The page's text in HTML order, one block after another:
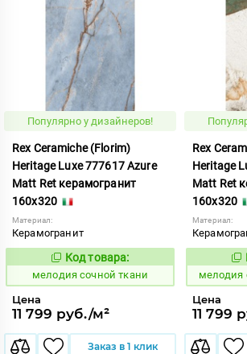
Популярно у дизайнеров!
Rex Ceramiche (Florim)
Heritage Luxe 777617 Azure
Matt Ret керамогранит
160x320
Материал:
Керамогранит
965105
Код товара:
мелодия сочной ткани
Цена
11 799 руб./м²
Заказ в 1 клик
Rex
Heritage
Matt Ret
160x320
Материал:
мелодия
Цена
11 799